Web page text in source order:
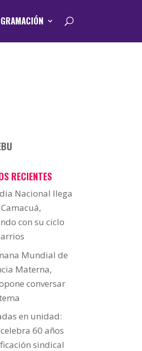
RECIENTES
Nacional llega
con su ciclo
Mundial de
Materna,
conversar
en unidad:
60 años
sindical